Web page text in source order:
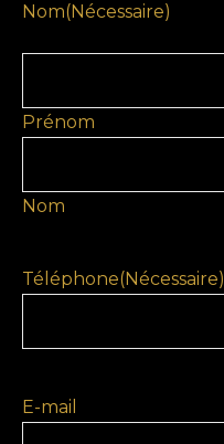
Nom(Nécessaire)
Prénom
Nom
Téléphone(Nécessaire)
E-mail